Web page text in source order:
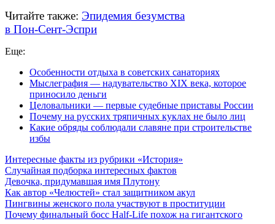
Читайте также: Эпидемия безумства
в Пон-Сент-Эспри
Еще:
Особенности отдыха в советских санаториях
Мыслеграфия — надувательство XIX века, которое
приносило деньги
Целовальники — первые судебные приставы России
Почему на русских тряпичных куклах не было лиц
Какие обряды соблюдали славяне при строительстве
избы
Интересные факты из рубрики «История»
Случайная подборка интересных фактов
Девочка, придумавшая имя Плутону
Как автор «Челюстей» стал защитником акул
Пингвины женского пола участвуют в проституции
Почему финальный босс Half-Life похож на гигантского